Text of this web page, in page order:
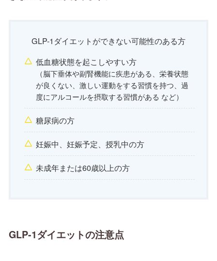
GLP-1ダイエットができない可能性のある方
低血糖状態を起こしやすい方
（脳下垂体や副腎機能に疾患がある、栄養状態
が良くない、激しい運動をする習慣を持つ、過
度にアルコールを摂取する習慣がある など）
糖尿病の方
妊娠中、妊娠予定、授乳中の方
未成年または60歳以上の方
GLP-1ダイエットの注意点